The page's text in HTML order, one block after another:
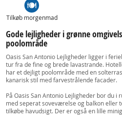
Tilkøb morgenmad
Gode lejligheder i grønne
poolområde
Oasis San Antonio Lejligheder ligger i
tur fra de fine og brede lavastrande.
har et dejligt poolområde med en
kanarisk stil med farvestrålende facader.
På Oasis San Antonio Lejligheder bor du
med seperat soveværelse og balkon eller
tilkøbe havudsigt. Der er også en lille